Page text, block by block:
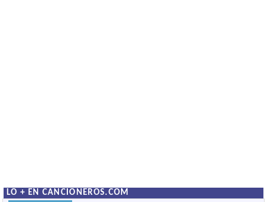
LO + EN CANCIONEROS.COM